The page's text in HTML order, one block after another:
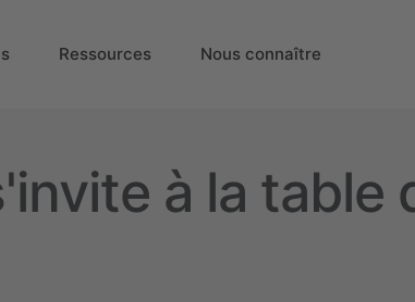
Ressources Nous connaître
à la table